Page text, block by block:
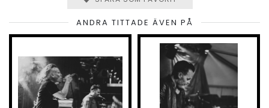
ANDRA TITTADE ÄVEN PÅ